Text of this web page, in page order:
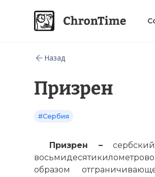
Назад
Призрен
#Сербия
Призрен –
образом